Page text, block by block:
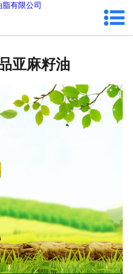
河北来料代工
亚麻籽油